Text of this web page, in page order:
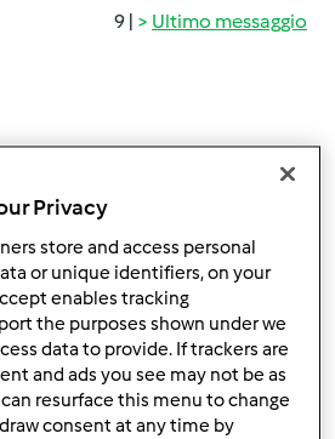
9 | Ultimo messaggio
di Ancona e sono una
sono registrata a marzo ma con
più rintracciabile e soprattutto
condivideremo insieme le
nostro favoloso bimby, ciao, ciao,
Privacy
store and access personal
or unique identifiers, on your
enables tracking
the purposes shown under we
data to provide. If trackers are
and ads you see may not be as
resurface this menu to change
consent at any time by